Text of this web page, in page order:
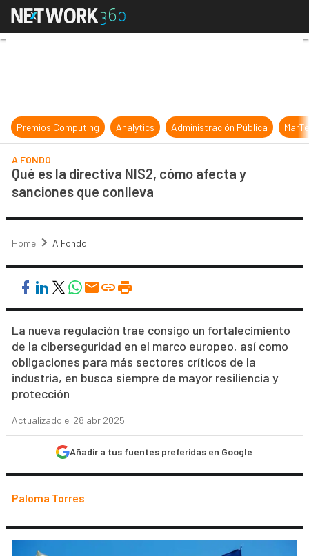
Qué es la directiva NIS2, cómo
Premios Computing Analytics Administración Pública
A FONDO
Qué es la directiva NIS2, cómo afecta y
sanciones que conlleva
Home A Fondo
La nueva regulación trae consigo un fortalecimiento
de la ciberseguridad en el marco europeo, así como
obligaciones para más sectores críticos de la
industria, en busca siempre de mayor resiliencia y
protección
Actualizado el 28 abr 2025
Añadir a tus fuentes preferidas en Google
Paloma Torres